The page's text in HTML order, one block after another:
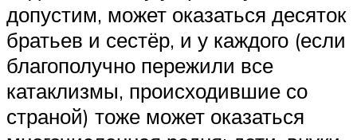
допустим, может оказаться десяток
братьев и сестёр, и у каждого (если
благополучно пережили все
катаклизмы, происходившие со
страной) тоже может оказаться